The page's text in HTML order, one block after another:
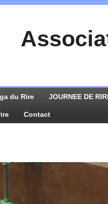
du Rire JOURNEE DE
Contact